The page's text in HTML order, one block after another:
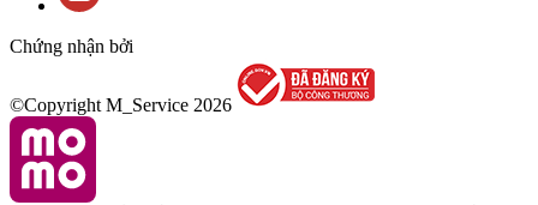
Chứng nhận bởi
©Copyright M_Service 2026